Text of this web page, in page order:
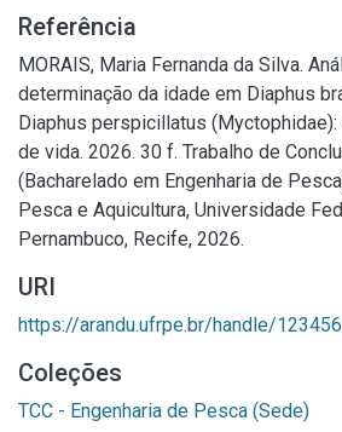
Referência
MORAIS, Maria Fernanda da Silva.
determinação da idade em Diaphus
Diaphus perspicillatus
de vida. 2026. 30 f. Trabalho de
(Bacharelado em Engenharia de
Pesca e Aquicultura, Universidade
Pernambuco, Recife, 2026.
URI
https://arandu.ufrpe.br/handle/
Coleções
TCC - Engenharia de Pesca (Sede)